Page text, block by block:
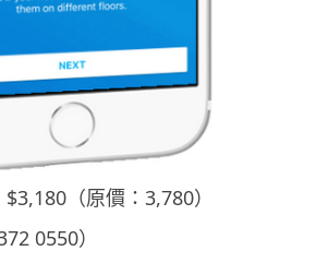
（原價：3,780）
0550）